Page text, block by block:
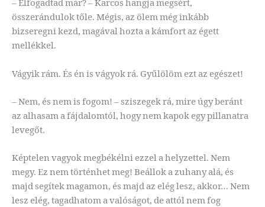
– Elfogadtad már? – Karcos hangja megsért,
összerándulok tőle. Mégis, az ölem még inkább
bizseregni kezd, magával hozta a kámfort az égett
mellékkel.
Vágyik rám. És én is vágyok rá. Gyűlölöm ezt az egészet!
– Nem, és nem is fogom! – sziszegek rá, mire úgy beránt
az alhasam a fájdalomtól, hogy nem kapok egy pillanatra
levegőt.
Képtelen vagyok megbékélni ezzel a helyzettel. Nem
megy. Ez nem történhet meg! Beállok a zuhany alá, és
majd segítek magamon, és majd az elég lesz, akkor… Nem
lesz elég, tagadhatom a valóságot, de attól nem fog